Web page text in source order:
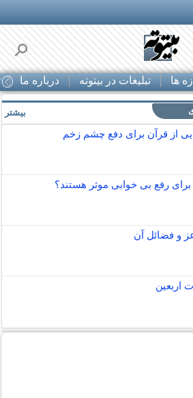
ها تبلیغات در بیتوته درباره ما
از قرآن برای دفع چشم زخم
برای رفع بی خوابی موثر هستند؟
و فضائل آن
اربعين
بیشتر